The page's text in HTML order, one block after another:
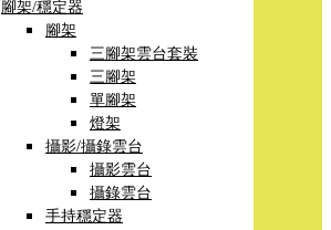
腳架/穩定器
腳架
三腳架雲台套裝
三腳架
單腳架
燈架
攝影/攝錄雲台
攝影雲台
攝錄雲台
手持穩定器